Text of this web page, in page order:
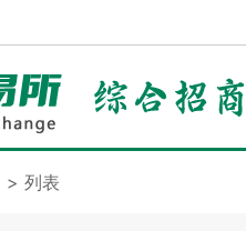
> 列表